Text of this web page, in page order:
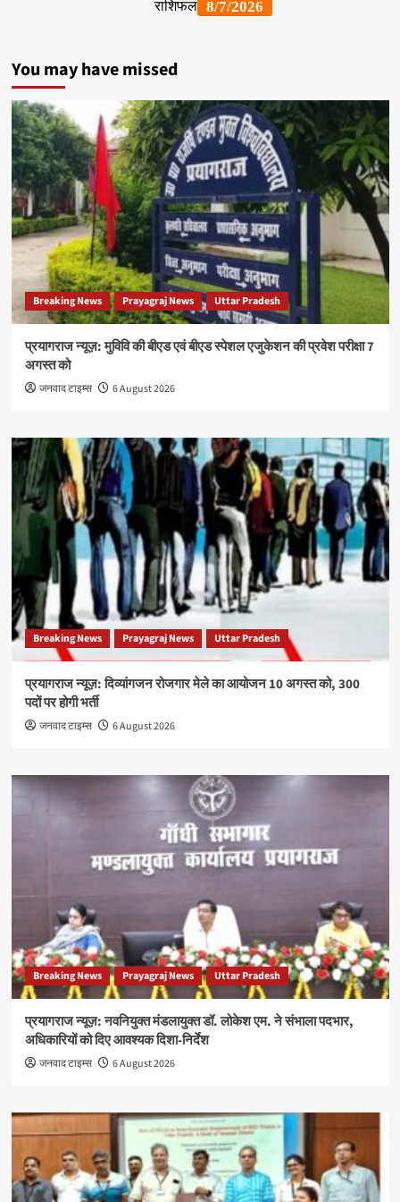
You may have missed
Breaking News Prayagraj News Uttar Pradesh
प्रयागराज न्यूज़: मुविवि की बीएड एवं बीएड स्पेशल एजुकेशन की प्रवेश परीक्षा 7
अगस्त को
जनवाद टाइम्स 6 August 2026
Breaking News Prayagraj News Uttar Pradesh
प्रयागराज न्यूज़: दिव्यांगजन रोजगार मेले का आयोजन 10 अगस्त को, 300
पदों पर होगी भर्ती
जनवाद टाइम्स 6 August 2026
Breaking News Prayagraj News Uttar Pradesh
प्रयागराज न्यूज़: नवनियुक्त मंडलायुक्त डॉ. लोकेश एम. ने संभाला पदभार,
अधिकारियों को दिए आवश्यक दिशा-निर्देश
जनवाद टाइम्स 6 August 2026